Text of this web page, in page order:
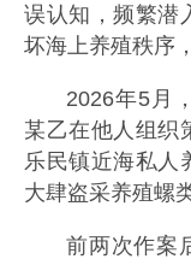
误认知，频繁潜
坏海上养殖秩序
2026年5月
某乙在他人组织
乐民镇近海私人
大肆盗采养殖螺类
前两次作案